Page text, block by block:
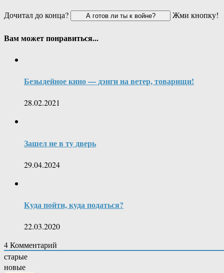
Дочитал до конца?
Жми кнопку!
Вам может понравиться...
Безыдейное кино — дэнги на ветер, товарищи!
28.02.2021
Зашел не в ту дверь
29.04.2024
Куда пойти, куда податься?
22.03.2020
4Комментарий
старые
новые